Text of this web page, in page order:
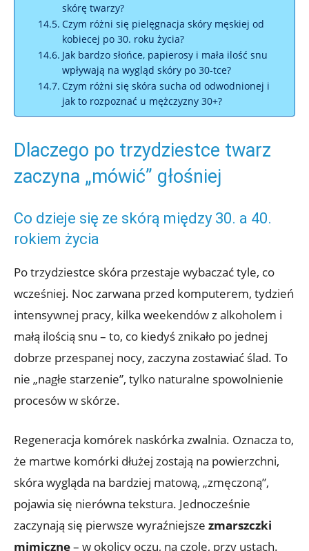
skórę twarzy?
Czym różni się pielęgnacja skóry męskiej od
kobiecej po 30. roku życia?
Jak bardzo słońce, papierosy i mała ilość snu
wpływają na wygląd skóry po 30-tce?
Czym różni się skóra sucha od odwodnionej i
jak to rozpoznać u mężczyzny 30+?
Dlaczego po trzydziestce twarz
zaczyna „mówić” głośniej
Co dzieje się ze skórą między 30. a 40.
rokiem życia
Po trzydziestce skóra przestaje wybaczać tyle, co
wcześniej. Noc zarwana przed komputerem, tydzień
intensywnej pracy, kilka weekendów z alkoholem i
małą ilością snu – to, co kiedyś znikało po jednej
dobrze przespanej nocy, zaczyna zostawiać ślad. To
nie „nagłe starzenie”, tylko naturalne spowolnienie
procesów w skórze.
Regeneracja komórek naskórka zwalnia. Oznacza to,
że martwe komórki dłużej zostają na powierzchni,
skóra wygląda na bardziej matową, „zmęczoną”,
pojawia się nierówna tekstura. Jednocześnie
zaczynają się pierwsze wyraźniejsze zmarszczki
mimiczne– w okolicy oczu, na czole, przy ustach.